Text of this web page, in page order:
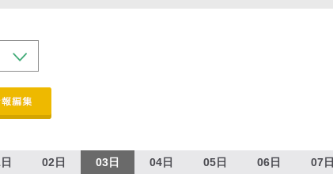
02日 03日 04日 05日 06日 07日